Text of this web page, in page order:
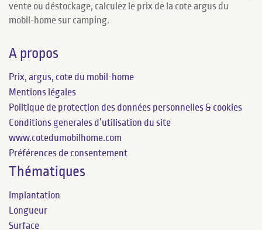
vente ou déstockage, calculez le prix de la cote argus du
mobil-home sur camping.
A propos
Prix, argus, cote du mobil-home
Mentions légales
Politique de protection des données personnelles & cookies
Conditions generales d’utilisation du site
www.cotedumobilhome.com
Préférences de consentement
Thématiques
Implantation
Longueur
Surface